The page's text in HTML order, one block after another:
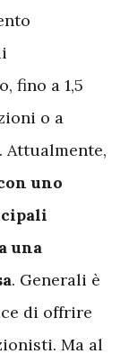
fino a 1,5
o a
uno
una
. Generali è
di offrire
Ma al